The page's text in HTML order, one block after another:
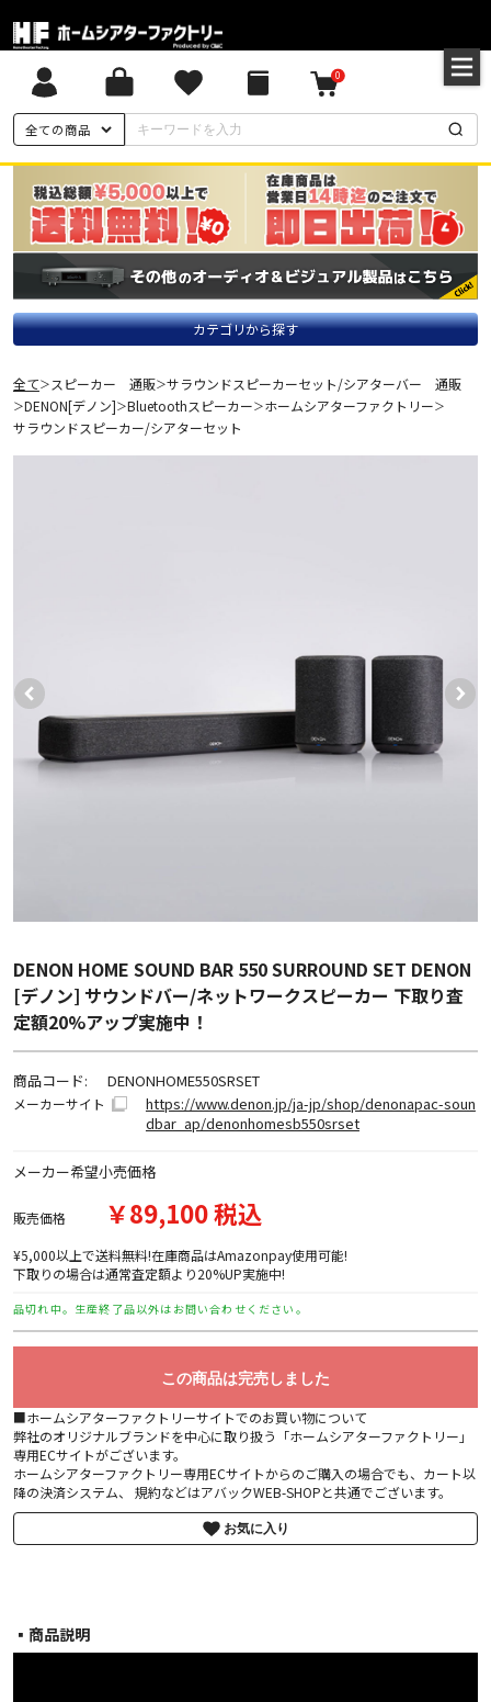
全ての商品
0
カテゴリから探す
全て＞ スピーカー 通販＞サラウンドスピーカーセット/シアターバー 通販
＞DENON[デノン]＞Bluetoothスピーカー＞ホームシアターファクトリー＞
サラウンドスピーカー/シアターセット
DENON HOME SOUND BAR 550 SURROUND SET DENON
[デノン] サウンドバー/ネットワークスピーカー 下取り査
定額20%アップ実施中！
商品コード: DENONHOME550SRSET
メーカーサイト
https://www.denon.jp/ja-jp/shop/denonapac-soun
dbar_ap/denonhomesb550srset
メーカー希望小売価格
販売価格 ￥89,100 税込
¥5,000以上で送料無料!在庫商品はAmazonpay使用可能!
下取りの場合は通常査定額より20%UP実施中!
品切れ中。生産終了品以外はお問い合わせください。
この商品は完売しました
■ホームシアターファクトリーサイトでのお買い物について
弊社のオリジナルブランドを中心に取り扱う「ホームシアターファクトリー」
専用ECサイトがございます。
ホームシアターファクトリー専用ECサイトからのご購入の場合でも、カート以
降の決済システム、 規約などはアバックWEB-SHOPと共通でございます。
お気に入り
▪︎商品説明